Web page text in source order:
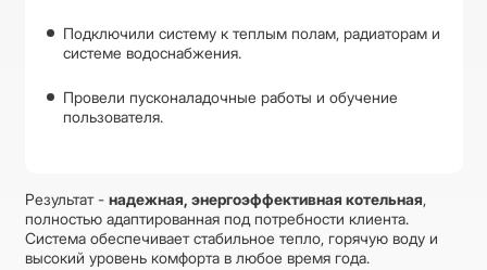
Подключили систему к теплым полам, радиаторам и
системе водоснабжения.
Провели пусконаладочные работы и обучение
пользователя.
Результат - надежная, энергоэффективная котельная,
полностью адаптированная под потребности клиента.
Система обеспечивает стабильное тепло, горячую воду и
высокий уровень комфорта в любое время года.